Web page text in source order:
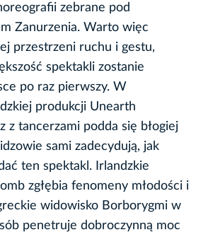
zebrane pod
Zanurzenia. Warto więc
przestrzeni ruchu i gestu,
spektakli zostanie
po raz pierwszy. W
produkcji Unearth
z tancerzami podda się błogiej
sami zadecydują, jak
ten spektakl. Irlandzkie
zgłębia fenomeny młodości i
widowisko Borborygmi w
penetruje dobroczynną moc